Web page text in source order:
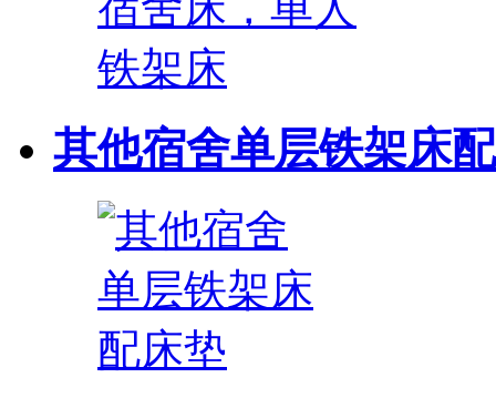
其他宿舍单层铁架床